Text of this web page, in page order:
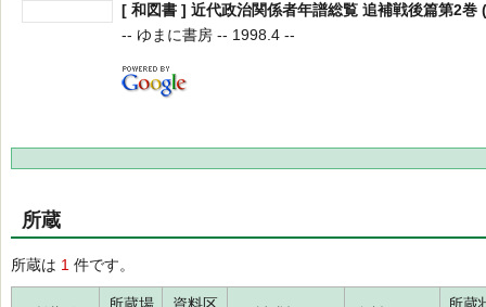
[ 和図書 ] 近代政治関係者年譜総覧 追補戦後篇第2巻
-- ゆまに書房 -- 1998.4 --
所蔵
所蔵は 1 件です。